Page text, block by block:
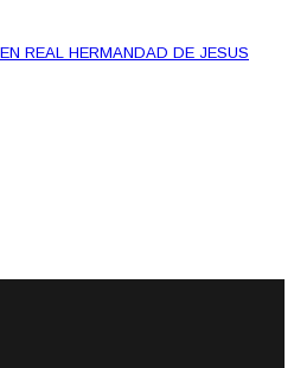
REAL HERMANDAD DE JESUS